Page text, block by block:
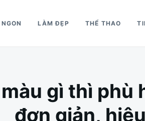
LÀM ĐẸP THỂ THAO
gì thì phù
đơn giản,